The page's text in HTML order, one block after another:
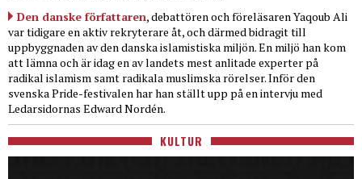
Den danske författaren, debattören och föreläsaren Yaqoub Ali
var tidigare en aktiv rekryterare åt, och därmed bidragit till
uppbyggnaden av den danska islamistiska miljön. En miljö han kom
att lämna och är idag en av landets mest anlitade experter på
radikal islamism samt radikala muslimska rörelser. Inför den
svenska Pride-festivalen har han ställt upp på en intervju med
Ledarsidornas Edward Nordén.
KULTUR